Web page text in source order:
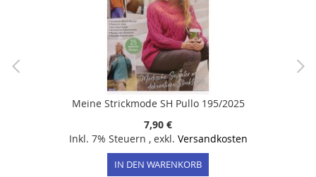
Meine Strickmode SH Pullo 195/2025
7,90 €
Inkl. 7% Steuern , exkl. Versandkosten
IN DEN WARENKORB